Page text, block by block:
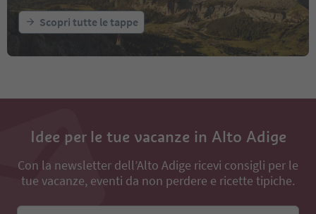
Scopri tutte le tappe
Idee per le tue vacanze in Alto Adige
Con la newsletter dell’Alto Adige ricevi consigli per le
tue vacanze, eventi da non perdere e ricette tipiche.